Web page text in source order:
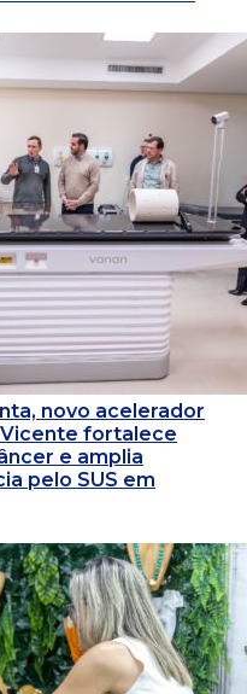
novo acelerador
Vicente fortalece
e amplia
pelo SUS em